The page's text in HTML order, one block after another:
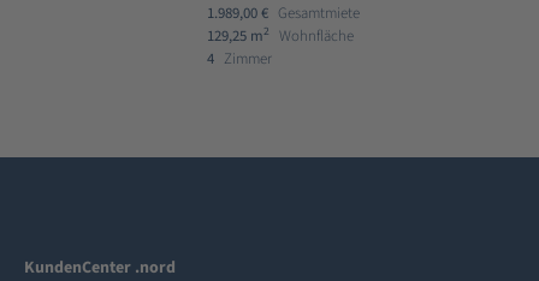
1.989,00 € Gesamtmiete
129,25 m2
Wohnfläche
4 Zimmer
KundenCenter .nord